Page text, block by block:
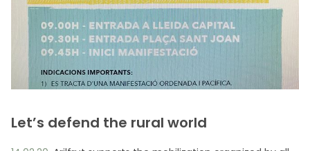
Let’s defend the rural world